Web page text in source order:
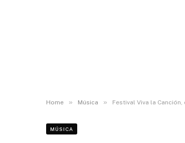
Home » Música » Festival Viva la Canción,
MÚSICA